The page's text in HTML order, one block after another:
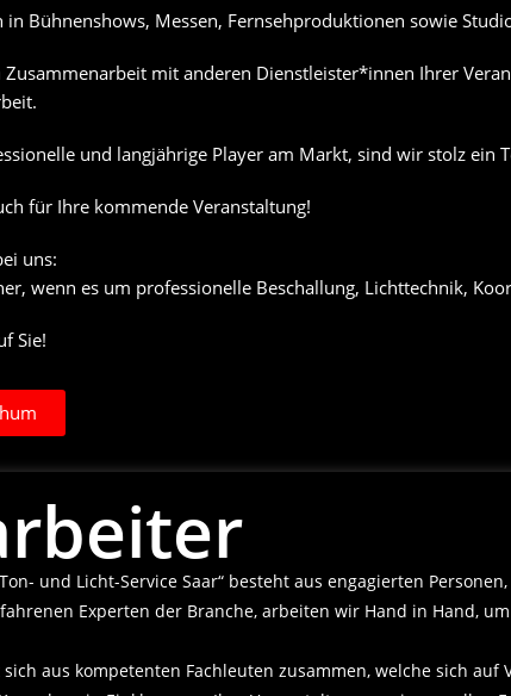
Bühnenshows, Messen, Fernsehproduktionen sowie
Zusammenarbeit mit anderen Dienstleister*innen Ihrer
und langjährige Player am Markt, sind wir stolz ein
für Ihre kommende Veranstaltung!
uns:
wenn es um professionelle Beschallung, Lichttechnik,
Sie!
und Licht-Service Saar“ besteht aus engagierten
Experten der Branche, arbeiten wir Hand in Hand,
sich aus kompetenten Fachleuten zusammen, welche sich